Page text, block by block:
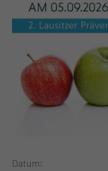
Datum